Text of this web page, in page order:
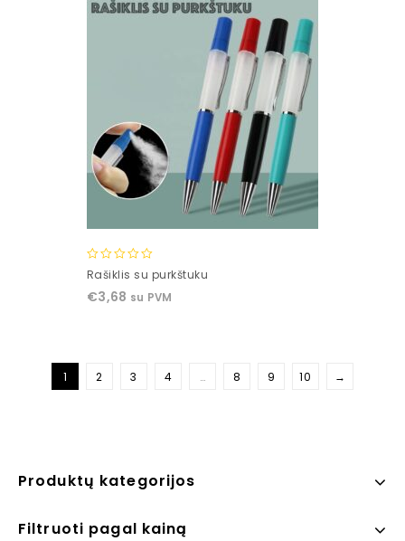
0
of
Rašiklis su purkštuku
€3,68 su PVM
1 2 3 4 … 8 9 10 →
Produktų kategorijos
Filtruoti pagal kainą